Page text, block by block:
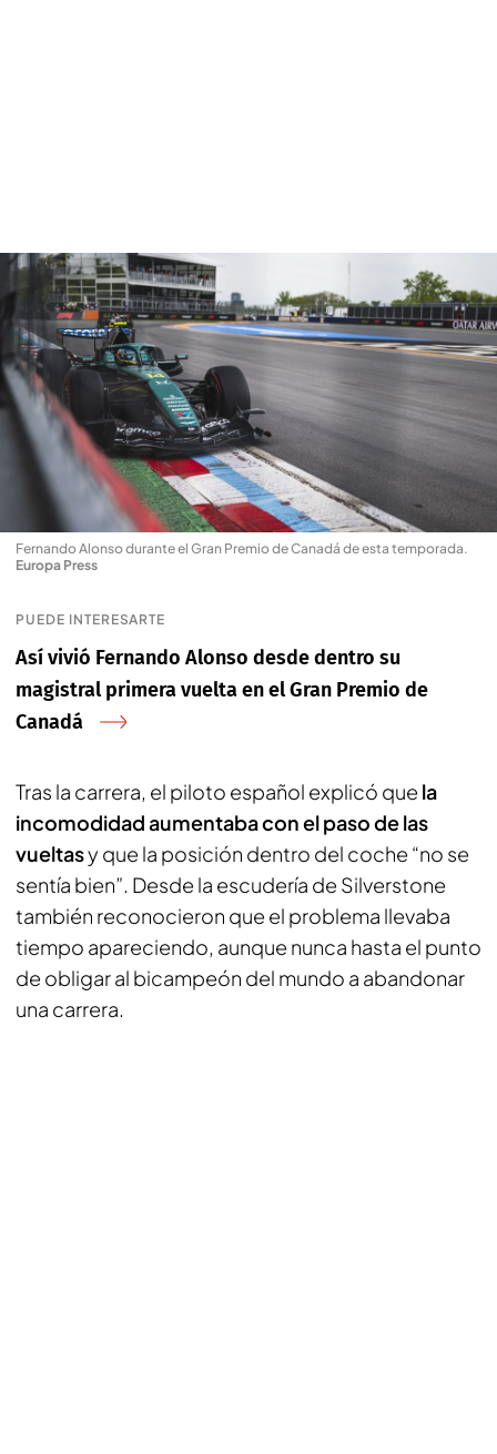
Fernando Alonso durante el Gran Premio de Canadá de esta temporada.
Europa Press
PUEDE INTERESARTE
Así vivió Fernando Alonso desde dentro su
magistral primera vuelta en el Gran Premio de
Canadá
Tras la carrera, el piloto español explicó que la
incomodidad aumentaba con el paso de las
vueltasy que la posición dentro del coche “no se
sentía bien”. Desde la escudería de Silverstone
también reconocieron que el problema llevaba
tiempo apareciendo, aunque nunca hasta el punto
de obligar al bicampeón del mundo a abandonar
una carrera.